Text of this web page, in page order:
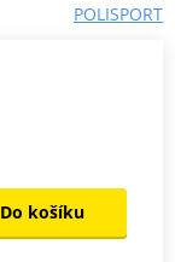
POLISPORT
Do košíku